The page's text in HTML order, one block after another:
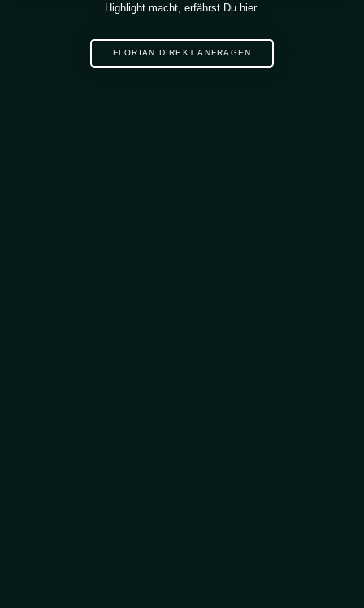
Highlight macht, erfährst Du hier.
FLORIAN DIREKT ANFRAGEN